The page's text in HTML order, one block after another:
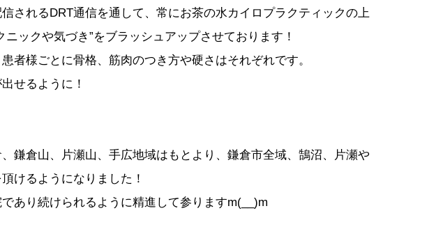
されるDRT通信を通して、常にお茶の水カイロプラクティックの上
ックや気づき”をブラッシュアップさせております！
者様ごとに骨格、筋肉のつき方や硬さはそれぞれです。
せるように！
鎌倉山、片瀬山、手広地域はもとより、鎌倉市全域、鵠沼、片瀬や
けるようになりました！
あり続けられるように精進して参りますm(__)m